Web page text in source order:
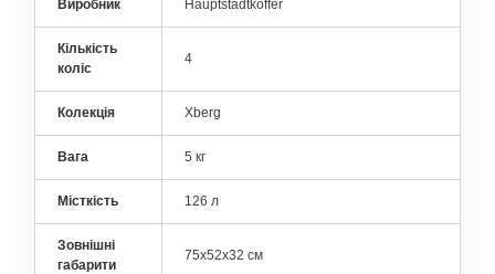
Виробник Hauptstadtkoffer
Кількість
коліс
4
Колекція Xberg
Вага 5 кг
Місткість 126 л
Зовнішні
габарити
75х52х32 см